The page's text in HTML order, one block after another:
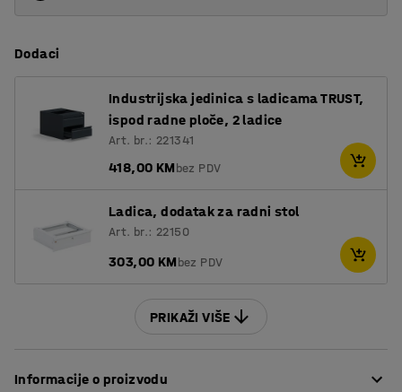
Dodaci
Industrijska jedinica s ladicama TRUST,
ispod radne ploče, 2 ladice
Art. br.: 221341
418,00 KMbez PDV
Ladica, dodatak za radni stol
Art. br.: 22150
303,00 KMbez PDV
PRIKAŽI VIŠE
Informacije o proizvodu